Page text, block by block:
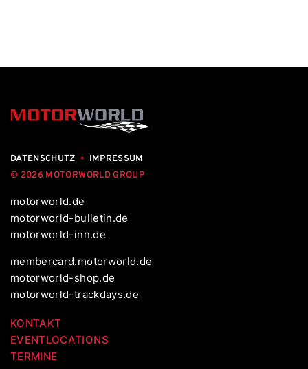
DATENSCHUTZ • IMPRESSUM
© 2026 MOTORWORLD GROUP
motorworld.de
motorworld-bulletin.de
motorworld-inn.de
membercard.motorworld.de
motorworld-shop.de
motorworld-trackdays.de
KONTAKT
EVENTLOCATIONS
TERMINE